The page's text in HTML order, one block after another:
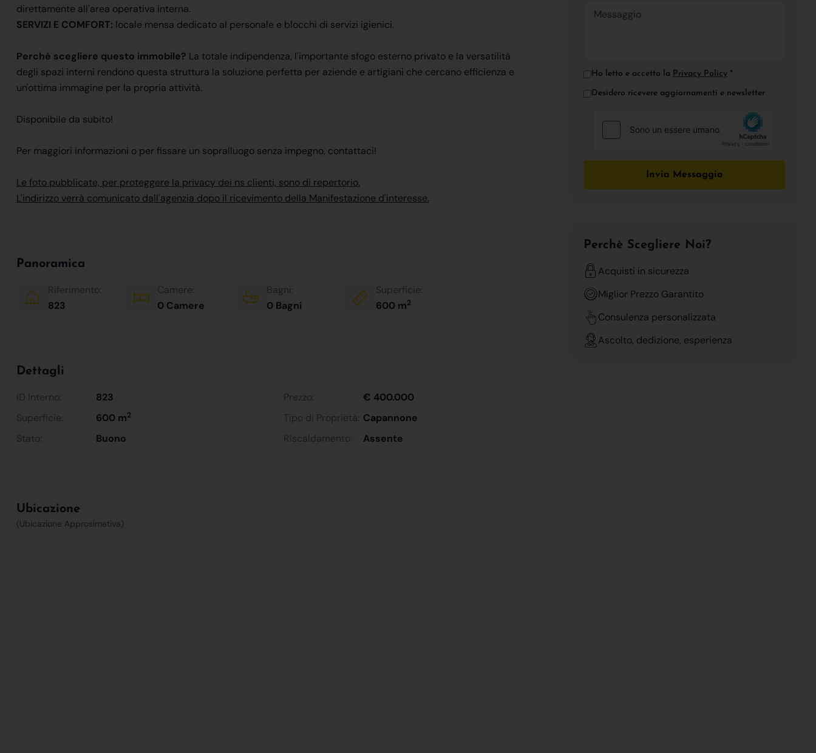
direttamente all'area operativa interna.
SERVIZI E COMFORT: locale mensa dedicato al personale e blocchi di servizi igienici.
Perché scegliere questo immobile? La totale indipendenza, l'importante sfogo esterno privato e la versatilità
degli spazi interni rendono questa struttura la soluzione perfetta per aziende e artigiani che cercano efficienza e
un'ottima immagine per la propria attività.
Disponibile da subito!
Per maggiori informazioni o per fissare un sopralluogo senza impegno, contattaci!
Le foto pubblicate, per proteggere la privacy dei ns clienti, sono di repertorio.
L'indirizzo verrà comunicato dall'agenzia dopo il ricevimento della Manifestazione d'interesse.
Panoramica
Riferimento:
823
Camere:
0 Camere
Bagni:
0 Bagni
Superficie:
600 m2
Dettagli
ID Interno: 823 Prezzo:
€ 400.000
Superficie:
600 m2 Tipo di Proprietà: Capannone
Stato:
Buono Riscaldamento: Assente
Ubicazione
(Ubicazione Approsimativa)
Ho letto e accetto la Privacy Policy *
Desidero ricevere aggiornamenti e newsletter
Invia Messaggio
Perchè Scegliere Noi?
Acquisti in sicurezza
Miglior Prezzo Garantito
Consulenza personalizzata
Ascolto, dedizione, esperienza